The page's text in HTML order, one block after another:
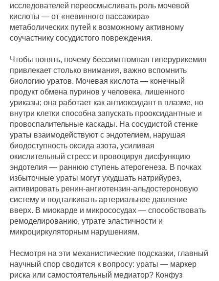
исследователей переосмысливать роль мочевой
кислоты — от «невинного пассажира»
метаболических путей к возможному активному
соучастнику сосудистого повреждения.
Чтобы понять, почему бессимптомная гиперурикемия
привлекает столько внимания, важно вспомнить
биологию уратов. Мочевая кислота — конечный
продукт обмена пуринов у человека, лишенного
уриказы; она работает как антиоксидант в плазме, но
внутри клетки способна запускать прооксидантные и
провоспалительные каскады. На сосудистой стенке
ураты взаимодействуют с эндотелием, нарушая
биодоступность оксида азота, усиливая
окислительный стресс и провоцируя дисфункцию
эндотелия — раннюю ступень атерогенеза. В почках
избыточные ураты могут ухудшать натрийурез,
активировать ренин-ангиотензин-альдостероновую
систему и подталкивать артериальное давление
вверх. В миокарде и микрососудах — способствовать
ремоделированию, утрате эластичности и
микроциркуляторным нарушениям.
Несмотря на эти механистические подсказки, главный
научный спор сводится к вопросу: ураты — маркер
риска или самостоятельный медиатор? Конфуз